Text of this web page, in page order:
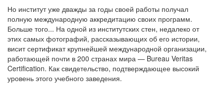
Но институт уже дважды за годы своей работы получал
полную международную аккредитацию своих программ.
Больше того... На одной из институтских стен, недалеко от
этих самых фотографий, рассказывающих об его истории,
висит сертификат крупнейшей международной организации,
работающей почти в 200 странах мира — Bureau Veritas
Certification. Как свидетельство, подтверждающее высокий
уровень этого учебного заведения.